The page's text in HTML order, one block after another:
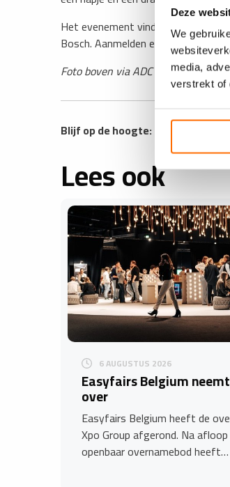
Deze
We
media,
verstrekt of
​Het evenement vindt plaats van
Bosch. Aanmelden en meer
Foto boven via ADC Nederland
Blijf op de hoogte: ontvang
Lees ook
6 AUGUSTUS 2026
Easyfairs Belgium
over
Easyfairs Belgium heeft de
Xpo Group afgerond. Na
openbaar overnamebod heeft…